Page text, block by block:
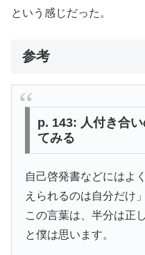
という感じだった。
参考
p. 143: 人付き合
てみる
自己啓発書などにはよ
えられるのは自分だけ
この言葉は、半分は正
と僕は思います。